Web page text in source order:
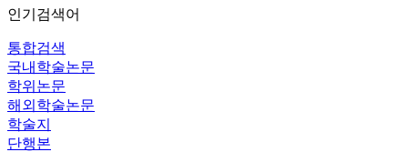
인기검색어
통합검색
국내학술논문
학위논문
해외학술논문
학술지
단행본